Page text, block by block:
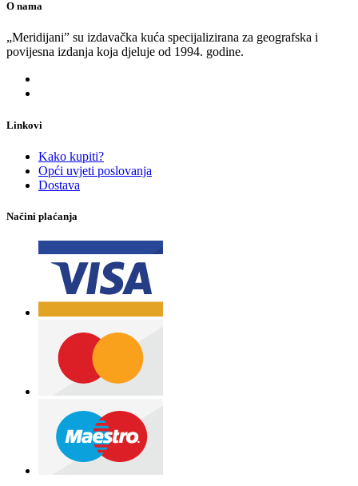
O nama
„Meridijani” su izdavačka kuća specijalizirana za geografska i
povijesna izdanja koja djeluje od 1994. godine.
Linkovi
Kako kupiti?
Opći uvjeti poslovanja
Dostava
Načini plaćanja